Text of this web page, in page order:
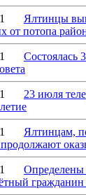
Ялтинцы
от потопа
Состоялась
23 июля
Ялтинцам,
Определены
гражданин